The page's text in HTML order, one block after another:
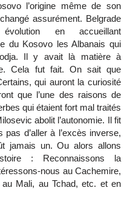
l’origine même de son
assurément. Belgrade
en accueillant
du Kosovo les Albanais qui
Il y avait là matière à
Cela fut fait. On sait que
qui auront la curiosité
que l’une des raisons de
qui étaient fort mal traités
abolit l’autonomie. Il fit
d’aller à l’excès inverse,
jamais un. Ou alors allons
: Reconnaissons la
nous au Cachemire,
Mali, au Tchad, etc. et en